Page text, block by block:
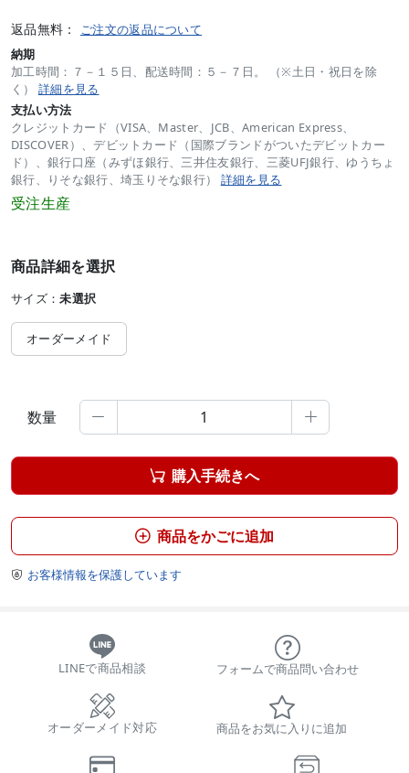
返品無料： ご注文の返品について
納期
加工時間：７－１５日、配送時間：５－７日。 （※土日・祝日を除
く） 詳細を見る
支払い方法
クレジットカード（VISA、Master、JCB、American Express、
DISCOVER）、デビットカード（国際ブランドがついたデビットカー
ド）、銀行口座（みずほ銀行、三井住友銀行、三菱UFJ銀行、ゆうちょ
銀行、りそな銀行、埼玉りそな銀行） 詳細を見る
受注生産
商品詳細を選択
サイズ：未選択
オーダーメイド
数量  
 購入手続きへ
 商品をかごに追加
 お客様情報を保護しています
LINEで商品相談 フォームで商品問い合わせ
オーダーメイド対応 商品をお気に入りに追加